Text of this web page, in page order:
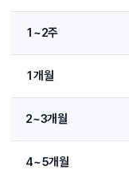
1~2주
1개월
2~3개월
4~5개월